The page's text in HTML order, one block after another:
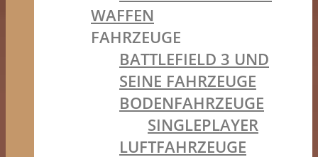
WAFFEN
FAHRZEUGE
BATTLEFIELD 3 UND
SEINE FAHRZEUGE
BODENFAHRZEUGE
SINGLEPLAYER
LUFTFAHRZEUGE